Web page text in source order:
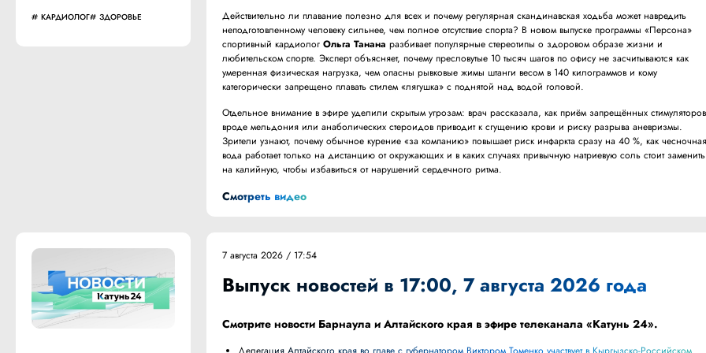
КАРДИОЛОГ ЗДОРОВЬЕ
Действительно ли плавание полезно для всех и почему регулярная скандинавская ходьба может навредить
неподготовленному человеку сильнее, чем полное отсутствие спорта? В новом выпуске программы «Персона»
спортивный кардиологОльга Танана разбивает популярные стереотипы о здоровом образе жизни и
любительском спорте. Эксперт объясняет, почему пресловутые 10 тысяч шагов по офису не засчитываются как
умеренная физическая нагрузка, чем опасны рывковые жимы штанги весом в 140 килограммов и кому
категорически запрещено плавать стилем «лягушка» с поднятой над водой головой.
Отдельное внимание в эфире уделили скрытым угрозам: врач рассказала, как приём запрещённых стимуляторов
вроде мельдония или анаболических стероидов приводит к сгущению крови и риску разрыва аневризмы.
Зрители узнают, почему обычное курение «за компанию» повышает риск инфаркта сразу на 40 %, как
вода работает только на дистанцию от окружающих и в каких случаях привычную натриевую соль стоит заменить
на калийную, чтобы избавиться от нарушений сердечного ритма.
Смотреть видео
7 августа 2026 / 17:54
Выпуск новостей в 17:00, 7 августа 2026 года
Смотрите новости Барнаула и Алтайского края в эфире телеканала «Катунь 24».